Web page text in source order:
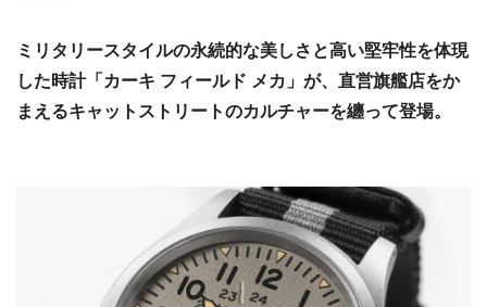
ミリタリースタイルの永続的な美しさと高い堅牢性を体現
した時計「カーキ フィールド メカ」が、直営旗艦店をか
まえるキャットストリートのカルチャーを纏って登場。